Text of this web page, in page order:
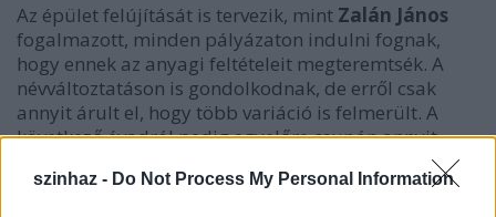
szinhaz - Do Not Process My Personal Information
Az épület felújítását is tervezik, mint Zalán János
fogalmazott, minden pályázaton indulni fognak,
hogy ennek az anyagi feltételeit megteremtsék. A
névváltoztatáson is gondolkodnak, de erről csak
annyit árult el, hogy több variáció is felmerült. A
következő évadról pedig egyelőre csupán annyit
mondott, hogy legalább 6 új bemutatót terveznek.